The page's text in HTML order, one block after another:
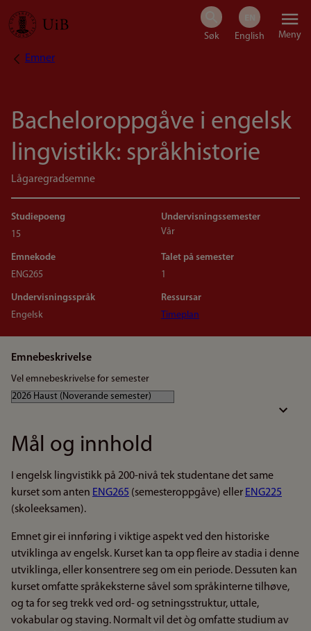
Hopp
Meny
Navigasjonssti
Emner
Bacheloroppgåve i engelsk
lingvistikk: språkhistorie
Lågaregradsemne
Studiepoeng
15
Undervisningssemester
Vår
Emnekode
ENG265
Talet på semester
1
Undervisningsspråk
Engelsk
Ressursar
Timeplan
Emnebeskrivelse
Vel emnebeskrivelse for semester
Mål og innhold
I engelsk lingvistikk på 200-nivå tek studentane det same
kurset som anten ENG265 (semesteroppgåve) eller ENG225
(skoleeksamen).
Emnet gir ei innføring i viktige aspekt ved den historiske
utviklinga av engelsk. Kurset kan ta opp fleire av stadia i denne
utviklinga, eller konsentrere seg om ein periode. Dessuten kan
kurset omfatte språkeksterne såvel som språkinterne tilhøve,
og ta for seg trekk ved ord- og setningsstruktur, uttale,
vokabular og staving. Normalt vil det òg omfatte studium av